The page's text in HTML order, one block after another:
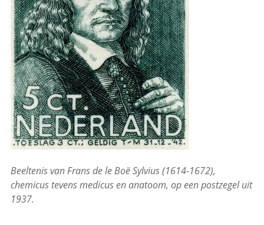
Beeltenis van Frans de le BoëSylvius (1614-1672),
chemicus tevens medicus en anatoom, op een postzegel uit
1937.